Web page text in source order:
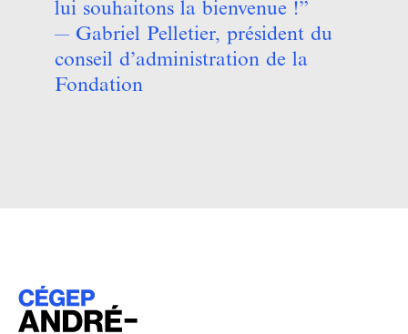
lui souhaitons la bienvenue !”
— Gabriel Pelletier, président du
conseil d’administration de la
Fondation